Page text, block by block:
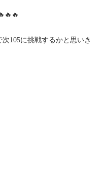
105に挑戦するかと思いき